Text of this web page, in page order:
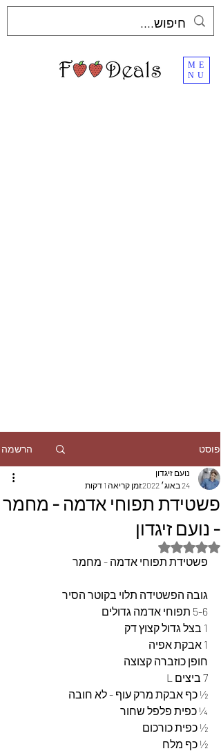
ME
NU
פוסט הרשמה
פשטידת תפוחי אדמה - מחמר
- נועם זיגדון
נועם זיגדון
24 באוג׳ 2022
זמן קריאה 1 דקות
דירוג של NaN מתוך 5 כוכבים
פשטידת תפוחי אדמה - מחמר
גובה הפשטידה תלוי בקוטר הסיר
5-6 תפוחי אדמה גדולים
1 בצל גדול קצוץ דק
1 אבקת אפיה
חופן כוזברה קצוצה
7 ביצים L
½ כף אבקת מרק עוף - לא חובה
¼ כפית פלפל שחור
½ כפית כורכום
½ כף מלח